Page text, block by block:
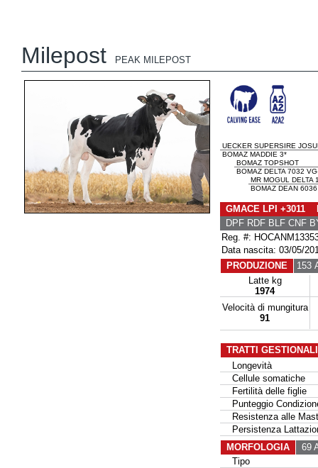
Milepost PEAK MILEPOST
UECKER SUPERSIRE
BOMAZ MADDIE 3*
BOMAZ TOPSHOT
BOMAZ DELTA 7032
MR MOGUL DELTA
BOMAZ DEAN
GMACE LPI +3011
DPF RDF BLF CNF
Reg. #:
Data nascita: 03/05/
PRODUZIONE
153
Latte kg
1974
Velocità di mungitura
91
TRATTI
Longevità
Cellule somatiche
Fertilità delle figlie
Punteggio
Resistenza alle
Persistenza
MORFOLOGIA
69
Tipo